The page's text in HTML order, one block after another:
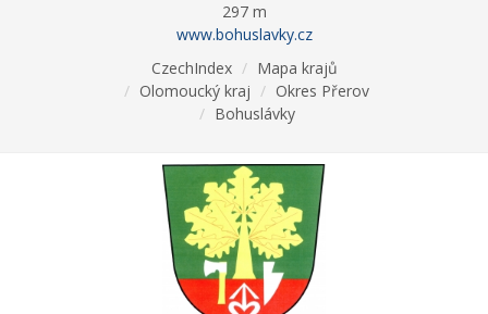
297 m
www.bohuslavky.cz
CzechIndex
Mapa krajů
Olomoucký kraj
Okres Přerov
Bohuslávky